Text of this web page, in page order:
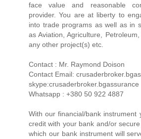
face value and reasonable
provider. You are at liberty to
into trade programs as well as in
as Aviation, Agriculture,
any other project(s) etc.
Contact : Mr. Raymond Doison
Contact Email:
skype:crusaderbroker.bgassurance
Whatsapp : +380 50 922 4887
With our financial/bank instrument
credit with your bank and/or
which our bank instrument will